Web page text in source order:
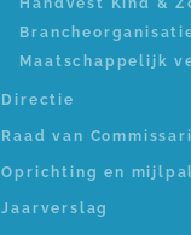
Handvest Kind &
Maatschappelijk
Directie
Raad van
Oprichting en
Jaarverslag